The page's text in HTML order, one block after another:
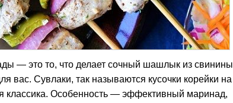
— это то, что делает сочный шашлык из свинины
вас. Сувлаки, так называются кусочки корейки на
классика. Особенность — эффективный маринад,